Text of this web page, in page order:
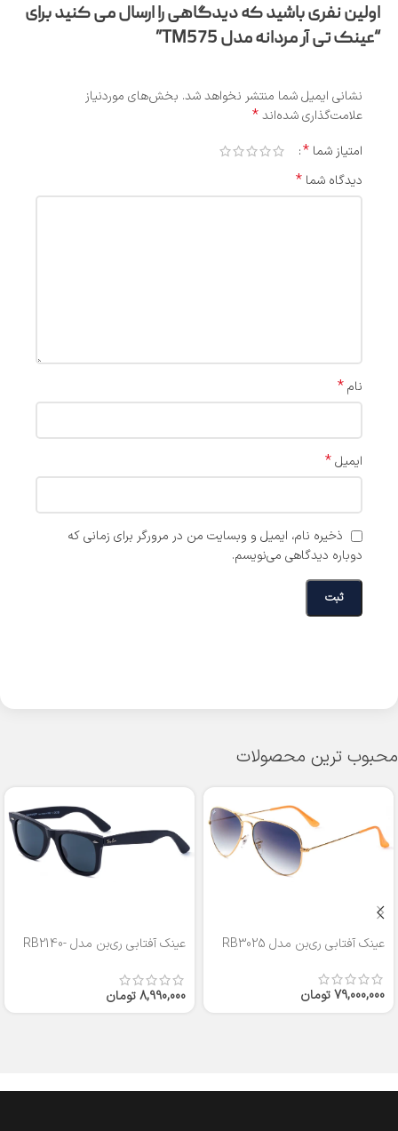
اولین نفری باشید که دیدگاهی را ارسال می کنید برای
“عینک تی آر مردانه مدل TM575”
نشانی ایمیل شما منتشر نخواهد شد. بخش‌های موردنیاز
علامت‌گذاری شده‌اند*
امتیاز شما *
دیدگاه شما *
نام*
ایمیل*
ذخیره نام، ایمیل و وبسایت من در مرورگر برای زمانی که
دوباره دیدگاهی می‌نویسم.
محبوب ترین محصولات
عینک آفتابی ری‌بن مدل RB3025
79,000,000تومان
عینک آفتابی ری‌بن مدل RB2140-
8,990,000تومان